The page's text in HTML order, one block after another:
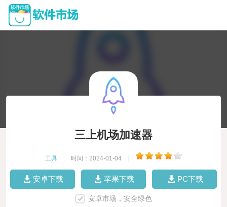
三上机场加速器
工具 时间：2024-01-04
安卓下载 苹果下载 PC下载
安卓市场，安全绿色